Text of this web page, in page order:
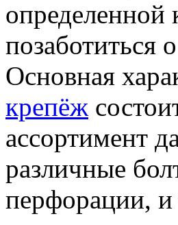
определенной
позаботиться
Основная
крепёж
ассортимент
различные
перфорации, и